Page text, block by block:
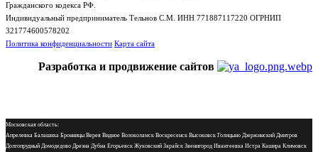
Гражданского кодекса РФ.
Индивидуальный предприниматель Тельнов С.М. ИНН 771887117220 ОГРНИП
321774600578202
Политика конфиденциальности Карта сайта
Разработка и продвижение сайтов
Московская область:
Апрелевка Балашиха Бронницы Верея Видное Волоколамск Воскресенск Высоковск Голицыно Дзержинский Дмитров
Долгопрудный Домодедово Дрезна Дубна Егорьевск Жуковский Зарайск Звенигород Ивантеевка Истра Кашира Климовск